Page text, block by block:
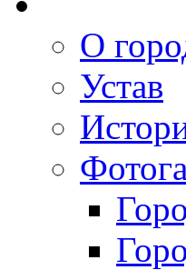
О
Устав